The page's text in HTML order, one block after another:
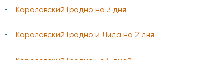
Королевский Гродно на 3 дня
Королевский Гродно и Лида на 2 дня